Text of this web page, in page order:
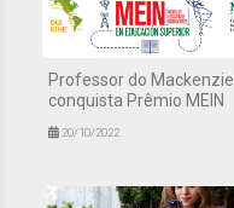
Professor do Mackenzie
conquista Prêmio MEIN
20/10/2022